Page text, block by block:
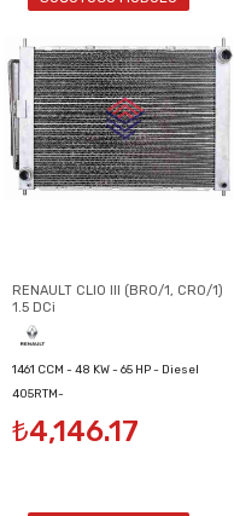
RENAULT CLIO III (BR0/1, CR0/1)
1.5 DCi
1461 CCM - 48 KW - 65 HP - Diesel
405RTM-
8200134606/8200149953/8200289181
₺4,146.17